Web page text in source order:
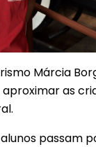
Márcia
as
passam